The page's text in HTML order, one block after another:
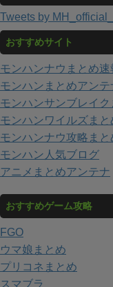
Tweets by
おすすめサイト
モンハンナウまとめ
モンハンまとめアンテ
モンハンサンブレイ
モンハンワイルズま
モンハンナウ攻略ま
モンハン人気ブログ
アニメまとめアンテナ
おすすめゲーム攻略
FGO
ウマ娘まとめ
プリコネまとめ
スマブラ